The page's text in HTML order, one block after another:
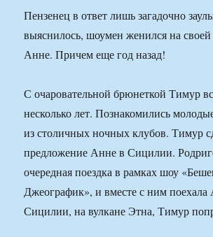
Пензенец в ответ лишь загадочно
выяснилось, шоумен женился на
Анне. Причем еще год назад!
С очаровательной брюнеткой Тимур
несколько лет. Познакомились
из столичных ночных клубов. Тимур
предложение Анне в Сицилии.
очередная поездка в рамках шоу
Джеографик», и вместе с ним
Сицилии, на вулкане Этна, Тимур